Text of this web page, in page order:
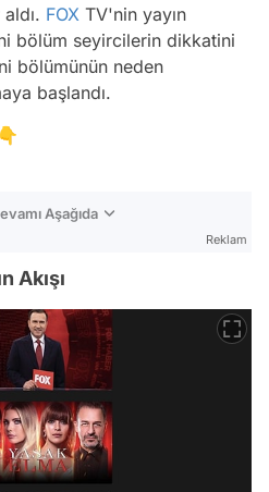
FOX TV'nin yayın
bölüm seyircilerin dikkatini
bölümünün neden
başlandı.
👇
Aşağıda
Reklam
Akışı